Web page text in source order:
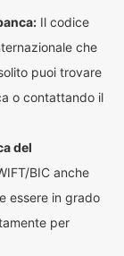
Il codice
che
puoi trovare
o contattando il
del
BIC anche
essere in grado
per